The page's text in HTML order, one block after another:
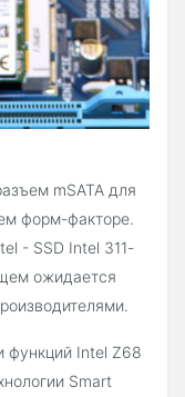
mSATA для
форм-факторе.
- SSD Intel 311-
ожидается
функций Intel Z68
Smart